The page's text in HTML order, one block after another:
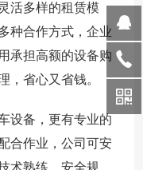
活多样的租赁模
种合作方式，企业
承担高额的设备购
，省心又省钱。
设备，更有专业的
合作业，公司可安